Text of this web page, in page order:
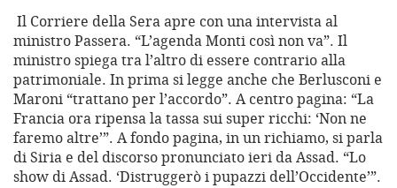
Il Corriere della Sera apre con una intervista al
ministro Passera. “L’agenda Monti così non va”. Il
ministro spiega tra l’altro di essere contrario alla
patrimoniale. In prima si legge anche che Berlusconi e
Maroni “trattano per l’accordo”. A centro pagina: “La
Francia ora ripensa la tassa sui super ricchi: ‘Non ne
faremo altre’”. A fondo pagina, in un richiamo, si parla
di Siria e del discorso pronunciato ieri da Assad. “Lo
show di Assad. ‘Distruggerò i pupazzi dell’Occidente’”.